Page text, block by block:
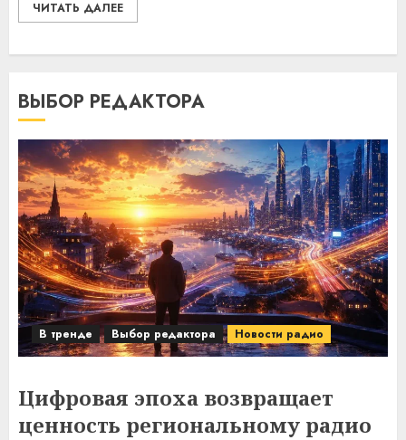
ЧИТАТЬ ДАЛЕЕ
ВЫБОР РЕДАКТОРА
В тренде Выбор редактора Новости радио
Цифровая эпоха возвращает
ценность региональному радио